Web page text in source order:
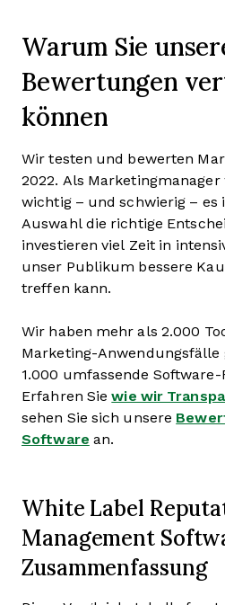
Warum Sie
Bewertungen
können
Wir testen und bewerten
2022. Als
wichtig – und schwierig – es
Auswahl die richtige
investieren viel Zeit in
unser Publikum bessere
treffen kann.
Wir haben mehr als 2.000
Marketing-
1.000 umfassende Software-
Erfahren Siewie wir
sehen Sie sich unsere
Software an.
White Label
Management
Zusammenfassung